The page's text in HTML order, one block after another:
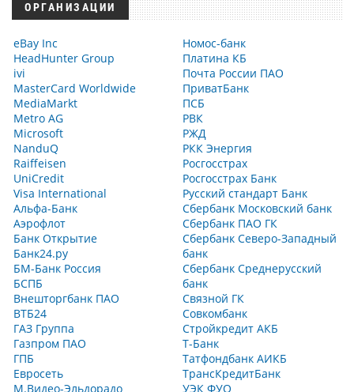
ОРГАНИЗАЦИИ
eBay Inc
HeadHunter Group
ivi
MasterCard Worldwide
MediaMarkt
Metro AG
Microsoft
NanduQ
Raiffeisen
UniCredit
Visa International
Альфа-Банк
Аэрофлот
Банк Открытие
Банк24.ру
БМ-Банк Россия
БСПБ
Внешторгбанк ПАО
ВТБ24
ГАЗ Группа
Газпром ПАО
ГПБ
Евросеть
М.Видео-Эльдорадо
Номос-банк
Платина КБ
Почта России ПАО
ПриватБанк
ПСБ
РВК
РЖД
РКК Энергия
Росгосстрах
Росгосстрах Банк
Русский стандарт Банк
Сбербанк Московский банк
Сбербанк ПАО ГК
Сбербанк Северо-Западный
банк
Сбербанк Среднерусский
банк
Связной ГК
Совкомбанк
Стройкредит АКБ
Т-Банк
Татфондбанк АИКБ
ТрансКредитБанк
УЭК ФУО